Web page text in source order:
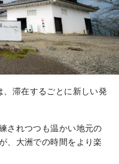
、滞在するごとに新しい発
されつつも温かい地元の
、大洲での時間をより楽